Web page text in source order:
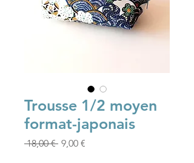
Trousse 1/2 moyen
format-japonais
18,00 € Prix
9,00 €